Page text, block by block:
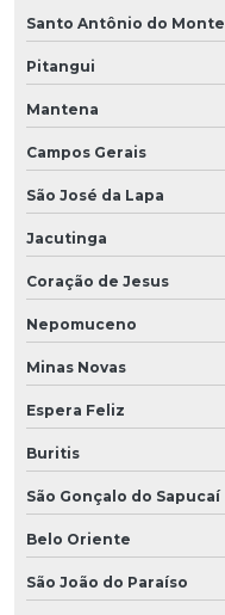
Santo Antônio do Monte
Pitangui
Mantena
Campos Gerais
São José da Lapa
Jacutinga
Coração de Jesus
Nepomuceno
Minas Novas
Espera Feliz
Buritis
São Gonçalo do Sapucaí
Belo Oriente
São João do Paraíso